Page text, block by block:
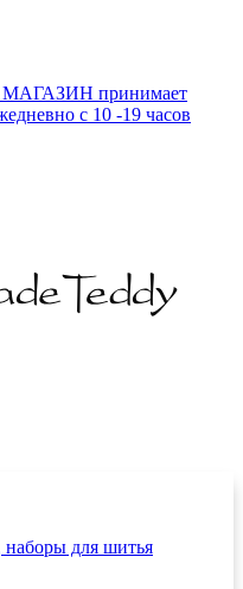
МАГАЗИН принимает
с 10 -19 часов
для шитья